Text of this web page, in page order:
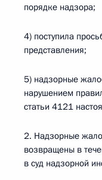
порядке надзора;
4) поступила
представления;
5) надзорные
нарушением
статьи 4121
2. Надзорные
возвращены в
в суд надзорной